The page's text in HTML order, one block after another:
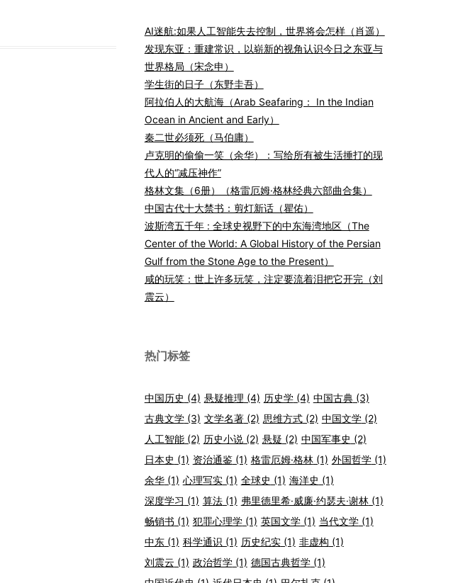
AI迷航:如果人工智能失去控制，世界将会怎样（肖遥）
发现东亚：重建常识，以崭新的视角认识今日之东亚与
世界格局（宋念申）
学生街的日子（东野圭吾）
阿拉伯人的大航海（Arab Seafaring： In the Indian
Ocean in Ancient and Early）
秦二世必须死（马伯庸）
卢克明的偷偷一笑（余华）：写给所有被生活捶打的现
代人的“减压神作”
格林文集（6册）（格雷厄姆·格林经典六部曲合集）
中国古代十大禁书：剪灯新话（瞿佑）
波斯湾五千年 : 全球史视野下的中东海湾地区（The
Center of the World: A Global History of the Persian
Gulf from the Stone Age to the Present）
咸的玩笑：世上许多玩笑，注定要流着泪把它开完（刘
震云）
热门标签
中国历史 (4) 悬疑推理 (4) 历史学(4) 中国古典(3)
古典文学(3) 文学名著(2) 思维方式(2) 中国文学(2)
人工智能(2) 历史小说(2) 悬疑 (2) 中国军事史 (2)
日本史 (1) 资治通鉴(1) 格雷厄姆·格林(1) 外国哲学(1)
余华(1) 心理写实(1) 全球史 (1) 海洋史 (1)
深度学习 (1) 算法(1) 弗里德里希·威廉·约瑟夫·谢林(1)
畅销书 (1) 犯罪心理学(1) 英国文学(1) 当代文学(1)
中东(1) 科学通识 (1) 历史纪实(1) 非虚构 (1)
刘震云 (1) 政治哲学(1) 德国古典哲学(1)